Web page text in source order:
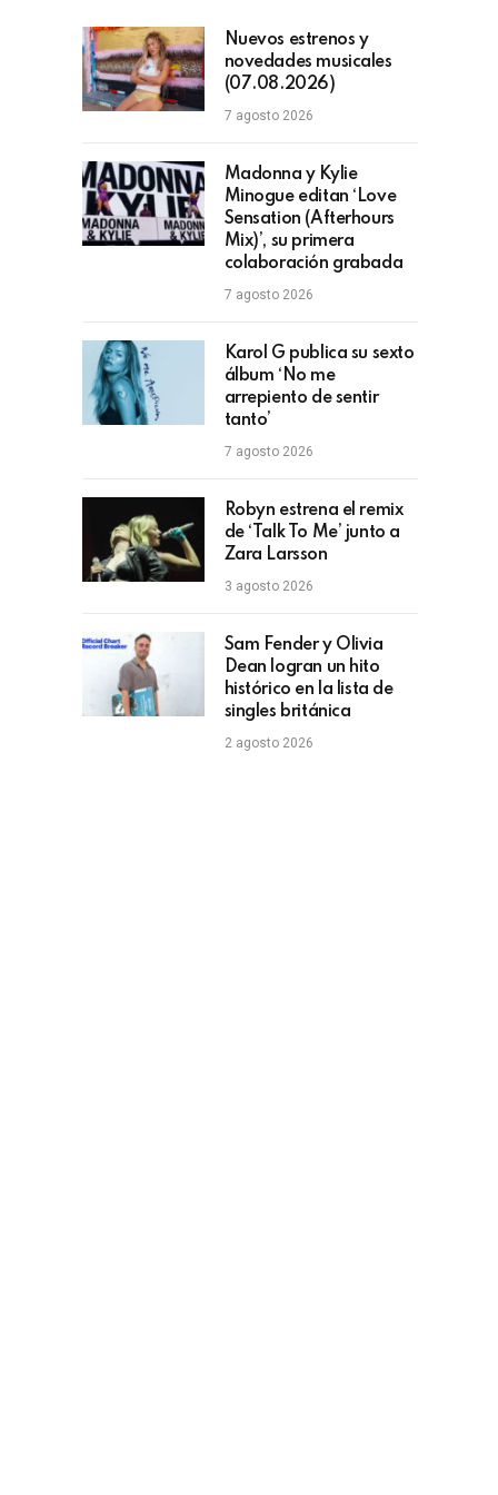
Nuevos estrenos y
novedades musicales
(07.08.2026)
7 agosto 2026
Madonna y Kylie
Minogue editan ‘Love
Sensation (Afterhours
Mix)’, su primera
colaboración grabada
7 agosto 2026
Karol G publica su sexto
álbum ‘No me
arrepiento de sentir
tanto’
7 agosto 2026
Robyn estrena el remix
de ‘Talk To Me’ junto a
Zara Larsson
3 agosto 2026
Sam Fender y Olivia
Dean logran un hito
histórico en la lista de
singles británica
2 agosto 2026